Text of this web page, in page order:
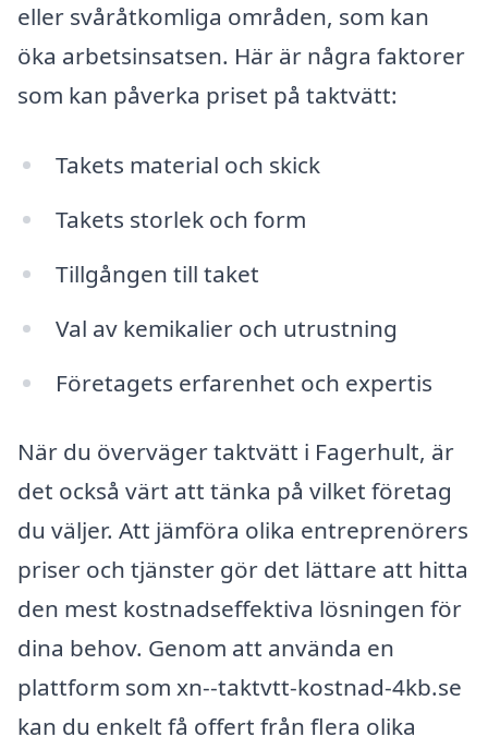
eller svåråtkomliga områden, som kan
öka arbetsinsatsen. Här är några faktorer
som kan påverka priset på taktvätt:
Takets material och skick
Takets storlek och form
Tillgången till taket
Val av kemikalier och utrustning
Företagets erfarenhet och expertis
När du överväger taktvätt i Fagerhult, är
det också värt att tänka på vilket företag
du väljer. Att jämföra olika entreprenörers
priser och tjänster gör det lättare att hitta
den mest kostnadseffektiva lösningen för
dina behov. Genom att använda en
plattform som xn--taktvtt-kostnad-4kb.se
kan du enkelt få offert från flera olika